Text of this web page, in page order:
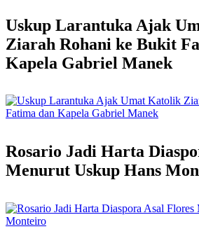
Uskup Larantuka Ajak
Ziarah Rohani ke Bukit
Kapela Gabriel Manek
Rosario Jadi Harta
Menurut Uskup Hans